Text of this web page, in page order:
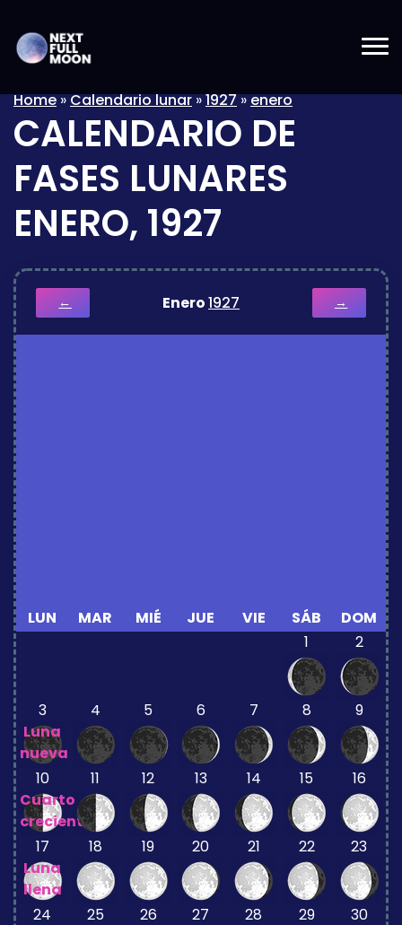
Home»Calendario lunar»1927»enero
CALENDARIO DE
FASES LUNARES
ENERO, 1927
← Enero1927 →
LUN MAR MIÉ JUE VIE SÁB
DOM
1
2
3
Luna
nueva
4 5 6 7 8 9
10
Cuarto
creciente
11 12 13 14 15 16
17
Luna
llena
18 19 20 21 22 23
24 25
26
27 28 29 30